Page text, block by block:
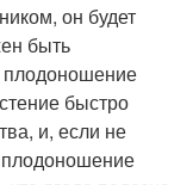
он будет
быть
плодоношение
быстро
и, если не